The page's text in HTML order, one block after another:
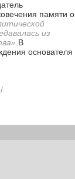
памяти о
из
В
основателя